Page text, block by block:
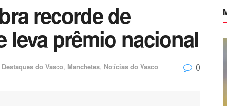
recorde de
leva prêmio nacional
Destaques do Vasco, Manchetes, Notícias do Vasco 0